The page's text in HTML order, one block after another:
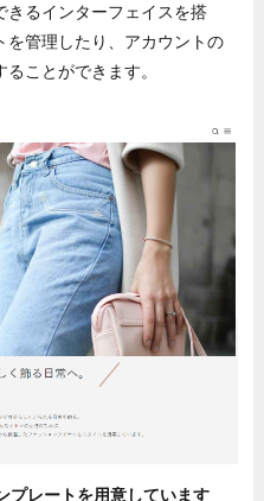
きるインターフェイスを搭
を管理したり、アカウントの
ことができます。
プレートを用意しています